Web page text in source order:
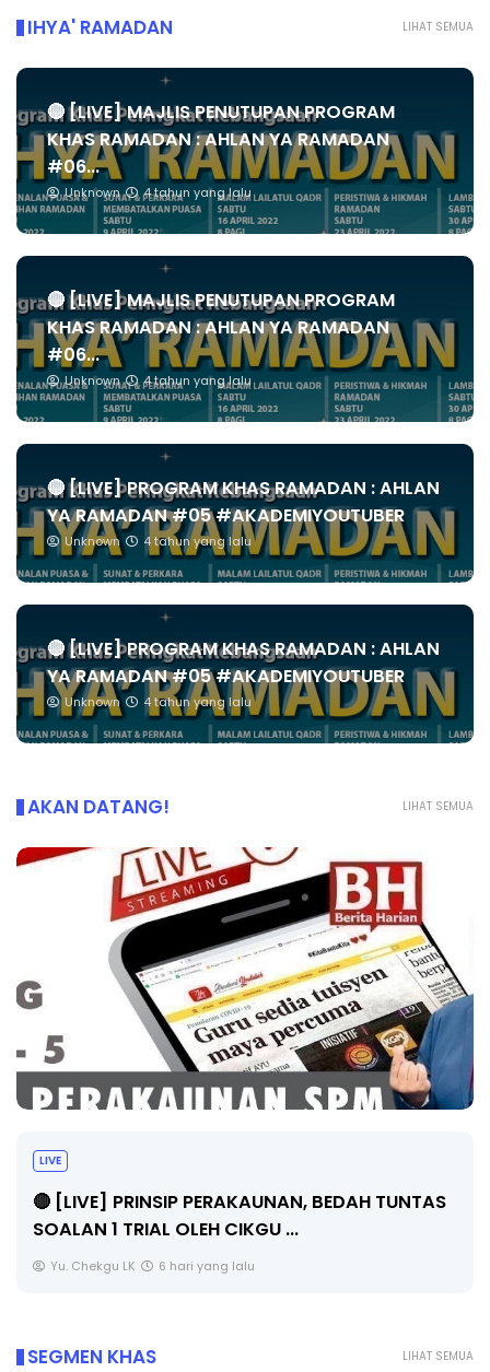
LIHAT SEMUA
IHYA' RAMADAN
🔴 [LIVE] MAJLIS PENUTUPAN PROGRAM
KHAS RAMADAN : AHLAN YA RAMADAN
#06...
Unknown 4 tahun yang lalu
🔴 [LIVE] MAJLIS PENUTUPAN PROGRAM
KHAS RAMADAN : AHLAN YA RAMADAN
#06...
Unknown 4 tahun yang lalu
🔴 [LIVE] PROGRAM KHAS RAMADAN : AHLAN
YA RAMADAN #05 #AKADEMIYOUTUBER
Unknown 4 tahun yang lalu
🔴 [LIVE] PROGRAM KHAS RAMADAN : AHLAN
YA RAMADAN #05 #AKADEMIYOUTUBER
Unknown 4 tahun yang lalu
LIHAT SEMUA
AKAN DATANG!
BICARA PROFESIONAL 8 : TIMBALAN KETUA
PENGARAH PENDIDIKAN MALAYSIA
Unknown 8 hari yang lalu
LIHAT SEMUA
SEGMEN KHAS